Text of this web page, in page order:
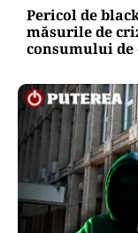
Pericol de
măsurile de
consumului de